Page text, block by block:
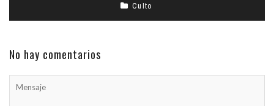
Culto
No hay comentarios